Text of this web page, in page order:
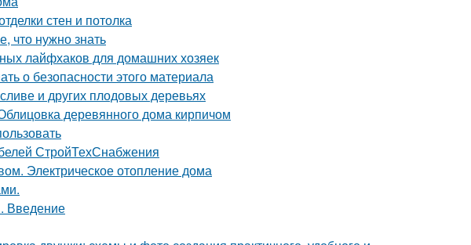
стен и потолка
что нужно знать
лайфхаков для домашних хозяек
о безопасности этого материала
и других плодовых деревьях
деревянного дома кирпичом
СтройТехСнабжения
Электрическое отопление дома
Введение